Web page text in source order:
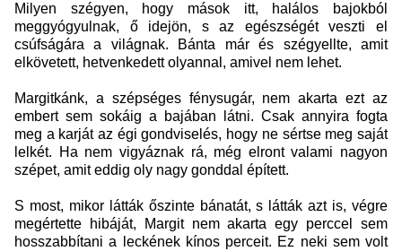
Milyen szégyen, hogy mások itt, halálos bajokból
meggyógyulnak, ő idejön, s az egészségét veszti el
csúfságára a világnak. Bánta már és szégyellte, amit
elkövetett, hetvenkedett olyannal, amivel nem lehet.
Margitkánk, a szépséges fénysugár, nem akarta ezt az
embert sem sokáig a bajában látni. Csak annyira fogta
meg a karját az égi gondviselés, hogy ne sértse meg saját
lelkét. Ha nem vigyáznak rá, még elront valami nagyon
szépet, amit eddig oly nagy gonddal épített.
S most, mikor látták őszinte bánatát, s látták azt is, végre
megértette hibáját, Margit nem akarta egy perccel sem
hosszabbítani a leckének kínos perceit. Ez neki sem volt